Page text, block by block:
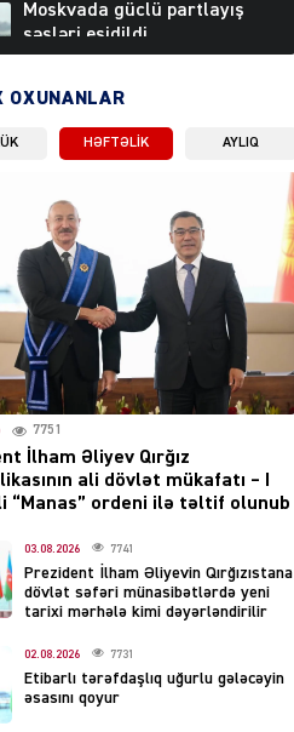
Moskvada güclü partlayış
səsləri eşidildi
Rusiya-Ukrayna
irəliləyiş var – Tramp
07.08.2026
Prezident 2 fərman
imzaladı
07.08.2026 5476
Tehran və İrəvandan
“Tramp yolu”na HƏMLƏ –
07.08.2026
açıldı – Ər-arvadı yandırıb
evdəki pulu oğurlayıbmış
OXUNANLAR
HƏFTƏLIK AYLIQ
7751
İlham Əliyev Qırğız
ali dövlət mükafatı – I
“Manas” ordeni ilə təltif olunub
03.08.2026 7741
Prezident İlham Əliyevin Qırğızıstana
dövlət səfəri münasibətlərdə yeni
tarixi mərhələ kimi dəyərləndirilir
02.08.2026 7731
Etibarlı tərəfdaşlıq uğurlu gələcəyin
əsasını qoyur